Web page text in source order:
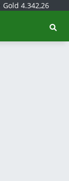
Gold 4.342,26